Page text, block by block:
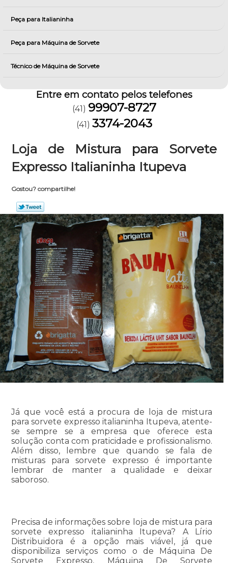
Peça para Italianinha
Peça para Máquina de Sorvete
Técnico de Máquina de Sorvete
Entre em contato pelos telefones
(41) 99907-8727
(41) 3374-2043
Loja de Mistura para Sorvete
Expresso Italianinha Itupeva
Gostou? compartilhe!
Já que você está a procura de loja de mistura
para sorvete expresso italianinha Itupeva, atente-
se sempre se a empresa que oferece esta
solução conta com praticidade e profissionalismo.
Além disso, lembre que quando se fala de
misturas para sorvete expresso é importante
lembrar de manter a qualidade e deixar
saboroso.
Precisa de informações sobre loja de mistura para
sorvete expresso italianinha Itupeva? A Lírio
Distribuidora é a opção mais viável, já que
disponibiliza serviços como o de Máquina De
Sorvete Expresso, Máquina De Sorvete